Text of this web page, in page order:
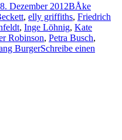
Dezember 2012BÅke
, elly griffiths, Friedrich
, Inge Löhnig, Kate
Robinson, Petra Busch,
BurgerSchreibe einen